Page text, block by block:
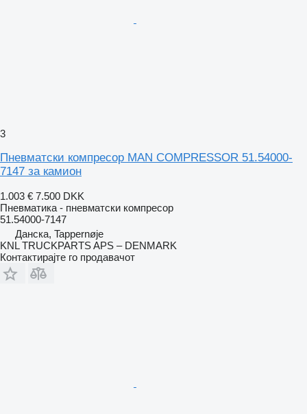
3
Пневматски компресор MAN COMPRESSOR 51.54000-
7147 за камион
1.003 € 7.500 DKK
Пневматика - пневматски компресор
51.54000-7147
Данска, Tappernøje
KNL TRUCKPARTS APS – DENMARK
Контактирајте го продавачот